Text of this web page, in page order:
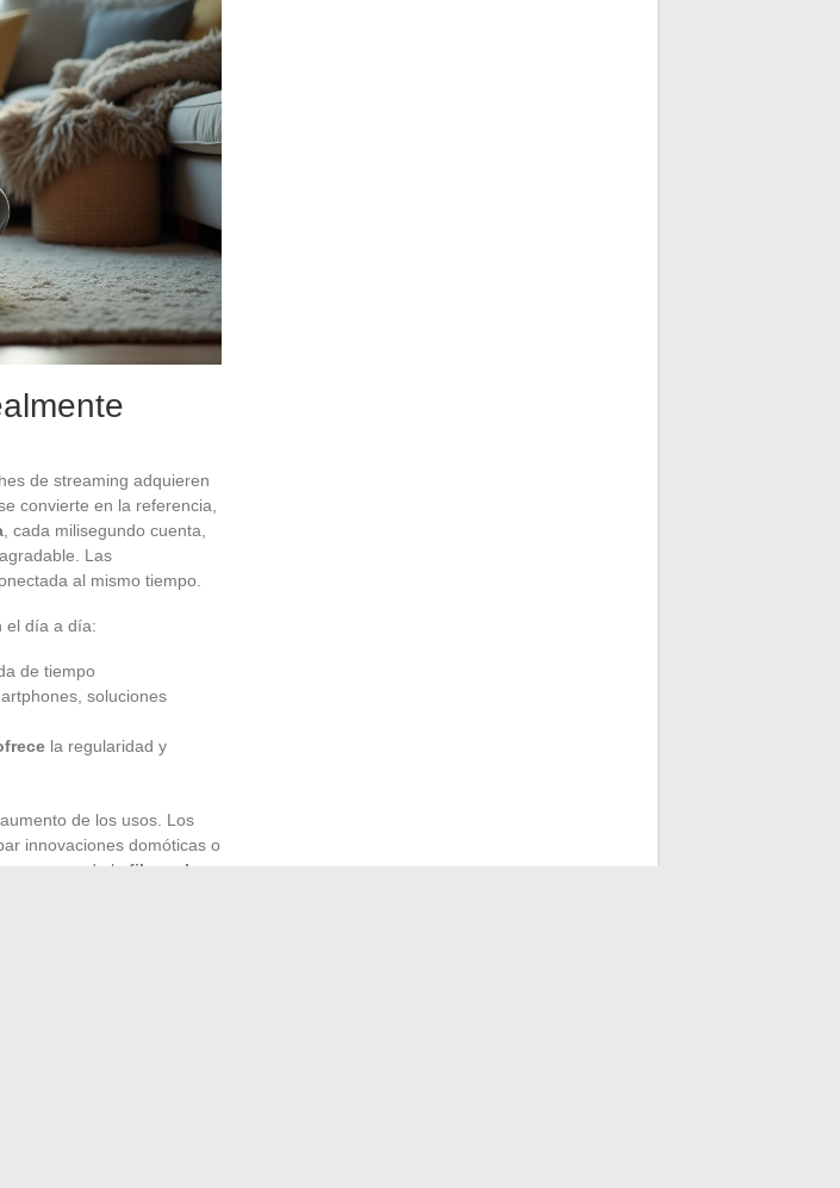
de streaming adquieren
convierte en la referencia,
, cada milisegundo cuenta,
Las
al mismo tiempo.
el día a día:
de tiempo
soluciones
la regularidad y
de los usos. Los
innovaciones domóticas o
promesa de la fibra y los